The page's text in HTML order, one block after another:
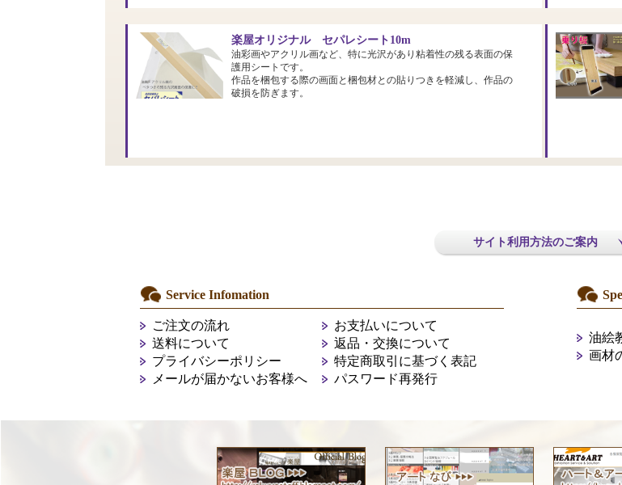
楽屋オリジナル セパレシート10m
油彩画やアクリル画など、特に光沢があり粘着性の残る表面の保
護用シートです。
作品を梱包する際の画面と梱包材との貼りつきを軽減し、作品の
破損を防ぎます。
サイト利用方法のご案内
Service Infomation
ご注文の流れ
お支払いについて
送料について
返品・交換について
プライバシーポリシー
特定商取引に基づく表記
メールが届かないお客様へ
パスワード再発行
油絵
画材